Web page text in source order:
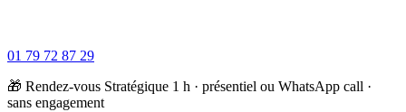
01 79 72 87 29
🎁 Rendez-vous Stratégique 1 h · présentiel ou WhatsApp call ·
sans engagement